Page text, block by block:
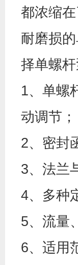
都浓缩
耐磨损
择单螺
1、单螺
动调节；
2、密封
3、法兰
4、多种
5、流量
6、适用